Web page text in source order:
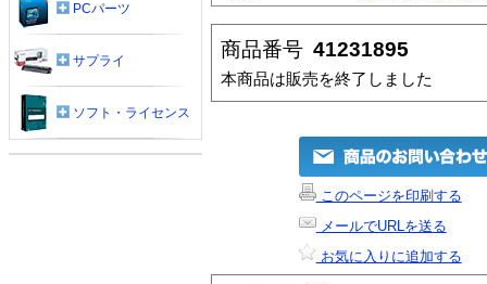
商品番号 41231895
本商品は販売を終了しました
このページを印刷する
メールでURLを送る
お気に入りに追加する
PCパーツ
サプライ
ソフト・ライセンス